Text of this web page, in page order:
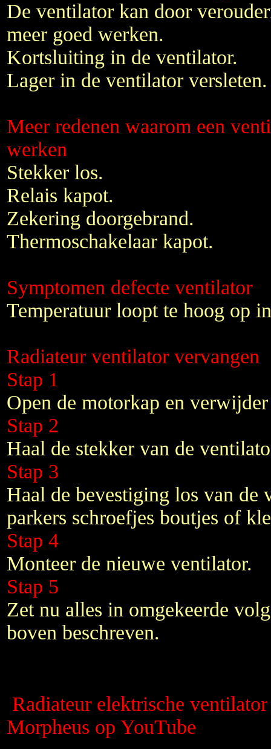
De ventilator kan door
meer goed werken.
Kortsluiting in de ventilator.
Lager in de ventilator versleten.
Meer redenen waarom een
werken
Stekker los.
Relais kapot.
Zekering doorgebrand.
Thermoschakelaar kapot.
Symptomen defecte ventilator
Temperatuur loopt te hoog op
Radiateur ventilator vervangen
Stap 1
Open de motorkap en
Stap 2
Haal de stekker van de
Stap 3
Haal de bevestiging los van de
parkers schroefjes boutjes of
Stap 4
Monteer de nieuwe ventilator.
Stap 5
Zet nu alles in omgekeerde
boven beschreven.
Radiateur elektrische
Morpheus op YouTube